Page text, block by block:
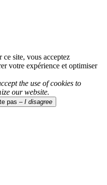
site, vous acceptez
votre expérience et optimiser
the use of cookies to
our website.
pas – I disagree